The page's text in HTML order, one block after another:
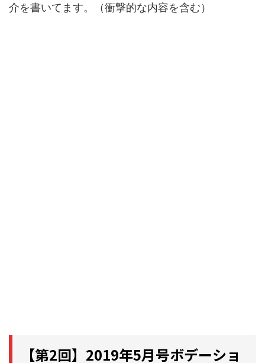
介を書いてます。（衝撃的な内容を含む）
【第2回】2019年5月号ボデーショ